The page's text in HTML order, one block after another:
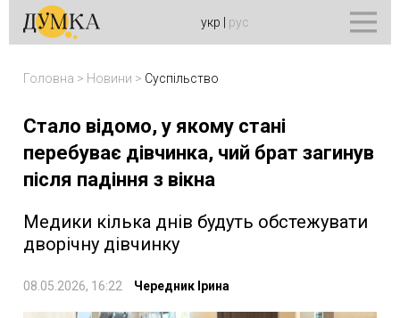
укр рус
Головна > Новини > Суспільство
Стало відомо, у якому стані
перебуває дівчинка, чий брат загинув
після падіння з вікна
Медики кілька днів будуть обстежувати
дворічну дівчинку
08.05.2026, 16:22 Чередник Ірина